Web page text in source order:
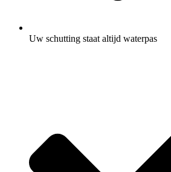
Uw schutting staat altijd waterpas